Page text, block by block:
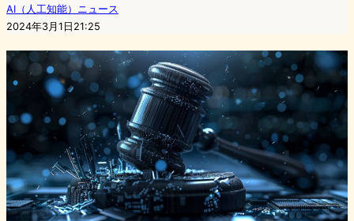
AI（人工知能）ニュース
2024年3月1日21:25